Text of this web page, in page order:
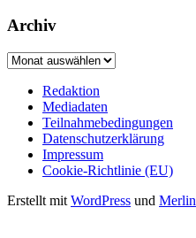
Archiv
Archiv
Redaktion
Mediadaten
Teilnahmebedingungen
Datenschutzerklärung
Impressum
Cookie-Richtlinie (EU)
Erstellt mit WordPress und Merlin